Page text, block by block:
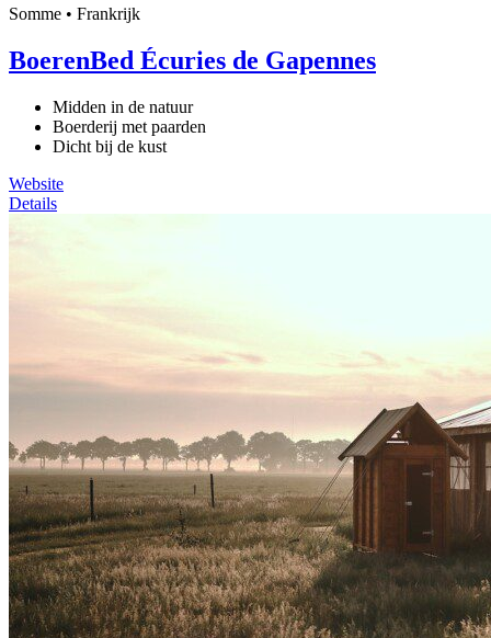
Somme • Frankrijk
BoerenBed Écuries de Gapennes
Midden in de natuur
Boerderij met paarden
Dicht bij de kust
Website
Details